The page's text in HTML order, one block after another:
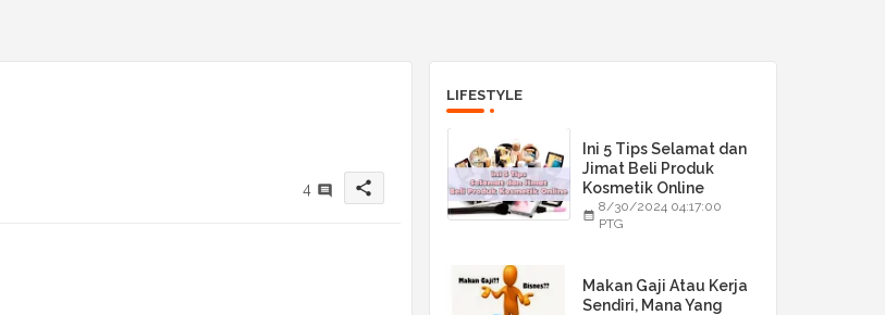
4 share
LIFESTYLE
Ini 5 Tips Selamat dan
Jimat Beli Produk
Kosmetik Online
8/30/2024 04:17:00
PTG
Makan Gaji Atau Kerja
Sendiri, Mana Yang